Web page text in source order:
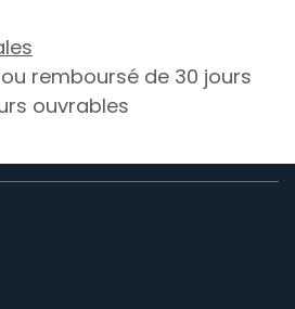
remboursé de 30 jours
ouvrables